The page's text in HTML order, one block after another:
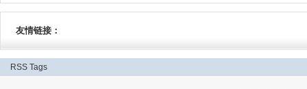
友情链接：
RSS Tags